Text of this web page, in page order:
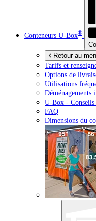
Conteneurs U-Box®
Retour au
Tarifs et
Options de
Utilisations
Déménagements
U-Box -
FAQ
Dimensions du